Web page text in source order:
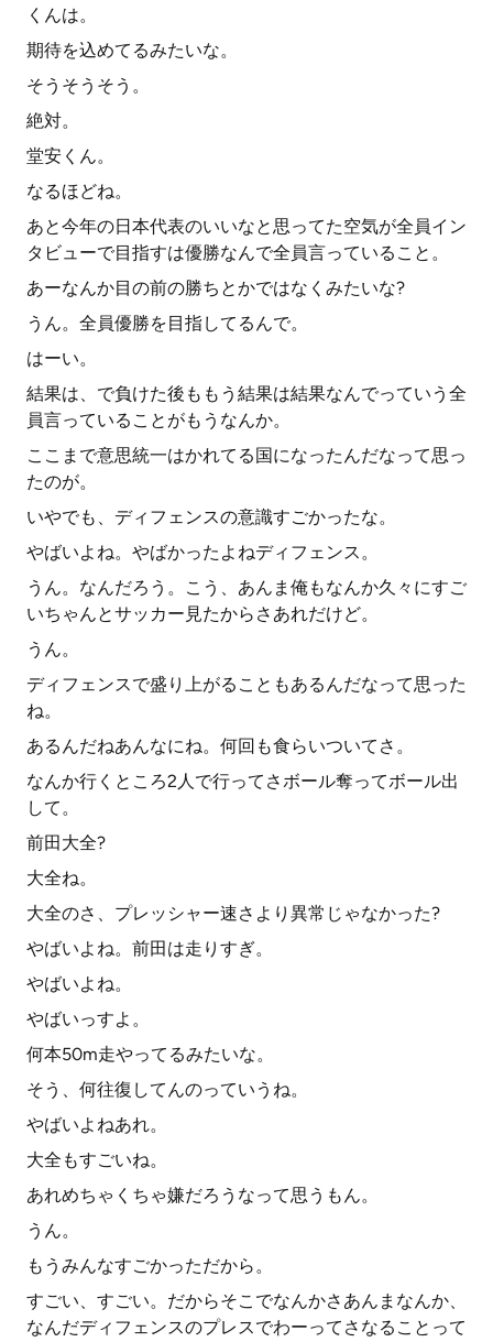
くんは。
期待を込めてるみたいな。
そうそうそう。
絶対。
堂安くん。
なるほどね。
あと今年の日本代表のいいなと思ってた空気が全員イン
タビューで目指すは優勝なんで全員言っていること。
あーなんか目の前の勝ちとかではなくみたいな?
うん。全員優勝を目指してるんで。
はーい。
結果は、で負けた後ももう結果は結果なんでっていう全
員言っていることがもうなんか。
ここまで意思統一はかれてる国になったんだなって思っ
たのが。
いやでも、ディフェンスの意識すごかったな。
やばいよね。やばかったよねディフェンス。
うん。なんだろう。こう、あんま俺もなんか久々にすご
いちゃんとサッカー見たからさあれだけど。
うん。
ディフェンスで盛り上がることもあるんだなって思った
ね。
あるんだねあんなにね。何回も食らいついてさ。
なんか行くところ2人で行ってさボール奪ってボール出
して。
前田大全?
大全ね。
大全のさ、プレッシャー速さより異常じゃなかった?
やばいよね。前田は走りすぎ。
やばいよね。
やばいっすよ。
何本50m走やってるみたいな。
そう、何往復してんのっていうね。
やばいよねあれ。
大全もすごいね。
あれめちゃくちゃ嫌だろうなって思うもん。
うん。
もうみんなすごかっただから。
すごい、すごい。だからそこでなんかさあんまなんか、
なんだディフェンスのプレスでわーってさなることって